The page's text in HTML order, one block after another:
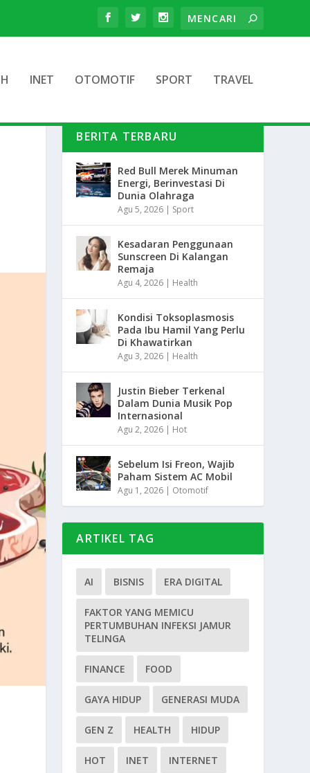
INET OTOMOTIF SPORT TRAVEL
BERITA TERBARU
Red Bull Merek Minuman
Energi, Berinvestasi Di
Dunia Olahraga
Agu 5, 2026 | Sport
Kesadaran Penggunaan
Sunscreen Di Kalangan
Remaja
Agu 4, 2026 | Health
Kondisi Toksoplasmosis
Pada Ibu Hamil Yang Perlu
Di Khawatirkan
Agu 3, 2026 | Health
Justin Bieber Terkenal
Dalam Dunia Musik Pop
Internasional
Agu 2, 2026 | Hot
Sebelum Isi Freon, Wajib
Paham Sistem AC Mobil
Agu 1, 2026 | Otomotif
ARTIKEL TAG
AI BISNIS ERA DIGITAL
FAKTOR YANG MEMICU
PERTUMBUHAN INFEKSI JAMUR
TELINGA
FINANCE FOOD
GAYA HIDUP GENERASI MUDA
GEN Z HEALTH HIDUP
HOT INET INTERNET